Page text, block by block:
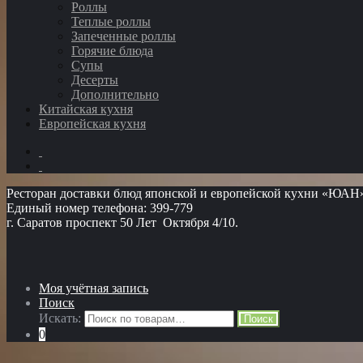
Роллы
Теплые роллы
Запеченные роллы
Горячие блюда
Супы
Десерты
Дополнительно
Китайская кухня
Европейская кухня
Ресторан доставки блюд японской и европейской кухни
Единый номер телефона: 399-779
г. Саратов проспект 50 Лет Октября 4/10.
Моя учётная запись
Поиск
Искать:
Поиск
0